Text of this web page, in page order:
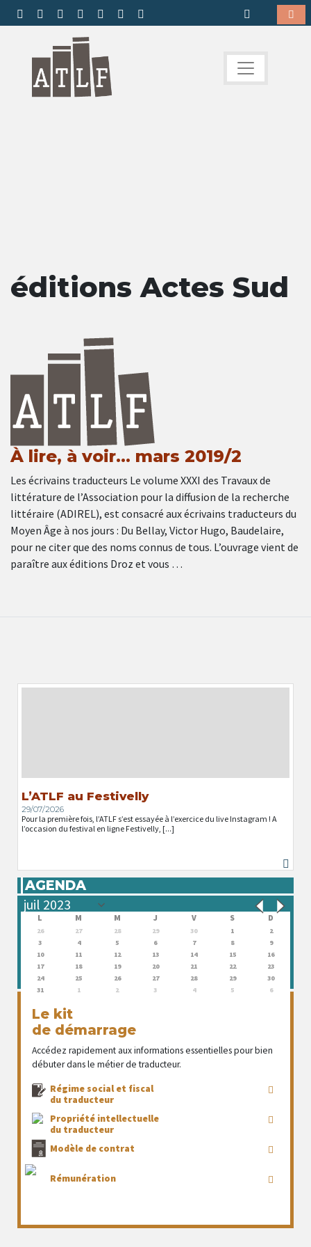
éditions Actes Sud
À lire, à voir… mars 2019/2
Les écrivains traducteurs Le volume XXXI des Travaux de
littérature de l’Association pour la diffusion de la recherche
littéraire (ADIREL), est consacré aux écrivains traducteurs du
Moyen Âge à nos jours : Du Bellay, Victor Hugo, Baudelaire,
pour ne citer que des noms connus de tous. L’ouvrage vient de
paraître aux éditions Droz et vous …
L’ATLF au Festivelly
29/07/2026
Pour la première fois, l’ATLF s’est essayée à l’exercice du live Instagram ! A
l’occasion du festival en ligne Festivelly, [...]
AGENDA
L M M J V S D
26 27 28 29 30 1
2
3
4 5 6 7 8
9
10
11 12 13 14 15
16
17
18 19 20 21 22
23
24
25 26 27 28 29
30
31
1 2 3 4 5 6
Le kit
de démarrage
Accédez rapidement aux informations essentielles pour bien
débuter dans le métier de traducteur.
Régime social et fiscal
du traducteur
Propriété intellectuelle
du traducteur
Modèle de contrat
Rémunération